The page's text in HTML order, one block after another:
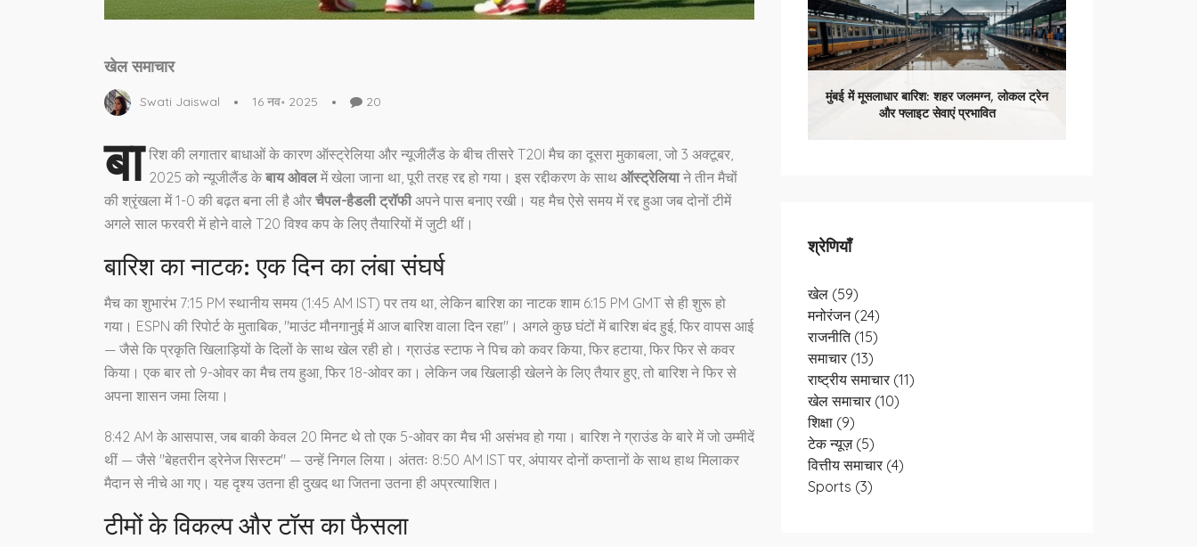
खेल समाचार
Swati Jaiswal 16 नव॰ 2025 20
बा रिश की लगातार बाधाओं के कारण ऑस्ट्रेलिया और न्यूजीलैंड के बीच तीसरे T20I मैच का दूसरा मुकाबला, जो 3 अक्टूबर,
2025 को न्यूजीलैंड के बाय ओवलमें खेला जाना था, पूरी तरह रद्द हो गया। इस रद्दीकरण के साथ ऑस्ट्रेलियाने तीन मैचों
की श्रृंखला में 1-0 की बढ़त बना ली है और चैपल-हैडली ट्रॉफीअपने पास बनाए रखी। यह मैच ऐसे समय में रद्द हुआ जब दोनों टीमें
अगले साल फरवरी में होने वाले T20 विश्व कप के लिए तैयारियों में जुटी थीं।
बारिश का नाटक: एक दिन का लंबा संघर्ष
मैच का शुभारंभ 7:15 PM स्थानीय समय (1:45 AM IST) पर तय था, लेकिन बारिश का नाटक शाम 6:15 PM GMT से ही शुरू हो
गया। ESPN की रिपोर्ट के मुताबिक, "माउंट मौनगानुई में आज बारिश वाला दिन रहा"। अगले कुछ घंटों में बारिश बंद हुई, फिर वापस आई
— जैसे कि प्रकृति खिलाड़ियों के दिलों के साथ खेल रही हो। ग्राउंड स्टाफ ने पिच को कवर किया, फिर हटाया, फिर फिर से कवर
किया। एक बार तो 9-ओवर का मैच तय हुआ, फिर 18-ओवर का। लेकिन जब खिलाड़ी खेलने के लिए तैयार हुए, तो बारिश ने फिर से
अपना शासन जमा लिया।
8:42 AM के आसपास, जब बाकी केवल 20 मिनट थे तो एक 5-ओवर का मैच भी असंभव हो गया। बारिश ने ग्राउंड के बारे में जो उम्मीदें
थीं — जैसे "बेहतरीन ड्रेनेज सिस्टम" — उन्हें निगल लिया। अंततः 8:50 AM IST पर, अंपायर दोनों कप्तानों के साथ हाथ मिलाकर
मैदान से नीचे आ गए। यह दृश्य उतना ही दुखद था जितना उतना ही अप्रत्याशित।
टीमों के विकल्प और टॉस का फैसला
मुंबई में मूसलाधार बारिश: शहर जलमग्न, लोकल ट्रेन
और फ्लाइट सेवाएं प्रभावित
श्रेणियाँ
खेल (59)
मनोरंजन (24)
राजनीति (15)
समाचार (13)
राष्ट्रीय समाचार (11)
खेल समाचार (10)
शिक्षा (9)
टेक न्यूज़ (5)
वित्तीय समाचार (4)
Sports (3)